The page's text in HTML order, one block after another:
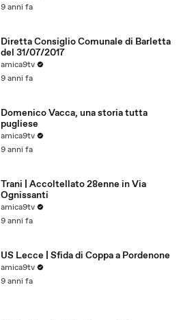
9 anni fa
Diretta Consiglio Comunale di Barletta
del 31/07/2017
amica9tv
9 anni fa
Domenico Vacca, una storia tutta
pugliese
amica9tv
9 anni fa
Trani | Accoltellato 28enne in Via
Ognissanti
amica9tv
9 anni fa
US Lecce | Sfida di Coppa a Pordenone
amica9tv
9 anni fa